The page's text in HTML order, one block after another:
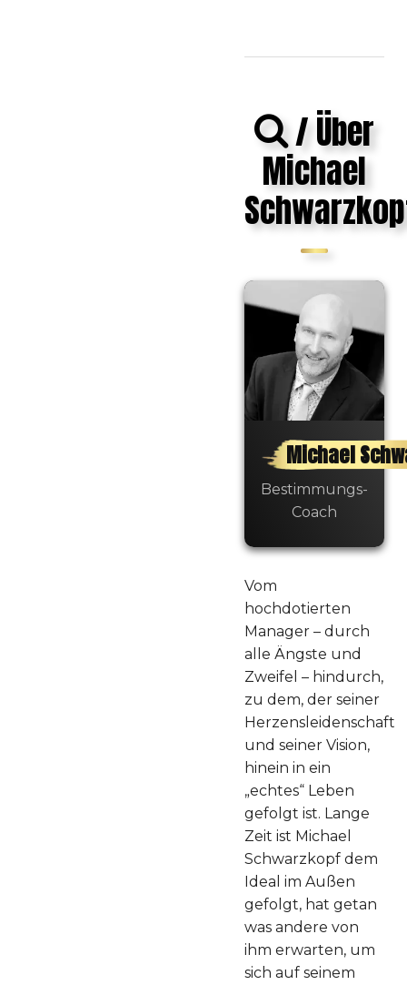
/ Über
Michael
Michael
Bestimmungs-
Coach
Vom
hochdotierten
Manager – durch
alle Ängste und
Zweifel – hindurch,
zu dem, der seiner
Herzensleidenschaft
und seiner Vision,
hinein in ein
„echtes“ Leben
gefolgt ist. Lange
Zeit ist Michael
Schwarzkopf dem
Ideal im Außen
gefolgt, hat getan
was andere von
ihm erwarten, um
sich auf seinem